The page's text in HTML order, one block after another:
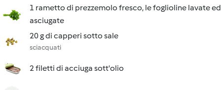
1 rametto di prezzemolo fresco, le foglioline lavate ed
asciugate
20 g di capperi sotto sale
sciacquati
2 filetti di acciuga sott'olio